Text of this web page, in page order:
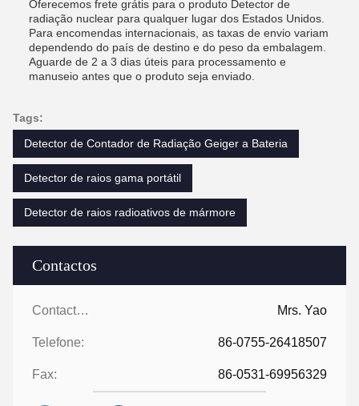
Contactos
Contactos: Mrs. Yao
Telefone: 86-0755-26418507
Fax: 86-0531-69956329
Oferecemos frete grátis para o produto Detector de
radiação nuclear para qualquer lugar dos Estados Unidos.
Para encomendas internacionais, as taxas de envio variam
dependendo do país de destino e do peso da embalagem.
Aguarde de 2 a 3 dias úteis para processamento e
manuseio antes que o produto seja enviado.
Tags:
Detector de Contador de Radiação Geiger a Bateria
Detector de raios gama portátil
Detector de raios radioativos de mármore